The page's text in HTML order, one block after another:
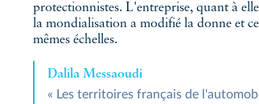
mêmes échelles.
Dalila Messaoudi
« Les territoires français de